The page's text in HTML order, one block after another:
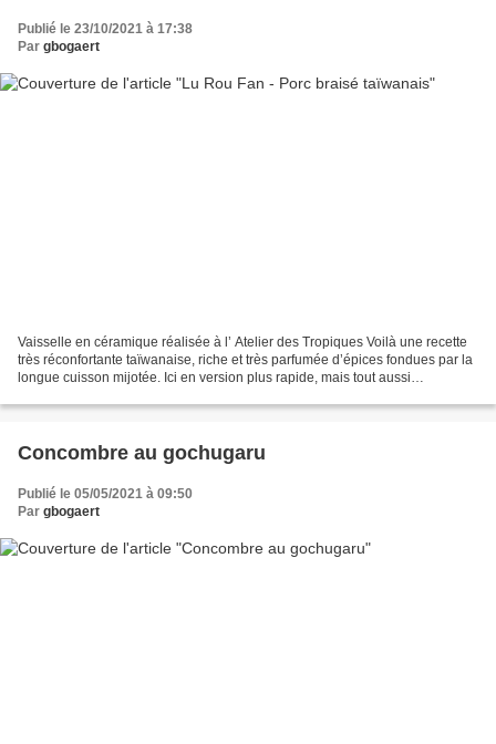
Publié le 23/10/2021 à 17:38
Par gbogaert
Vaisselle en céramique réalisée à l’ Atelier des Tropiques Voilà une recette
très réconfortante taïwanaise, riche et très parfumée d’épices fondues par la
longue cuisson mijotée. Ici en version plus rapide, mais tout aussi
Concombre au gochugaru
Publié le 05/05/2021 à 09:50
Par gbogaert